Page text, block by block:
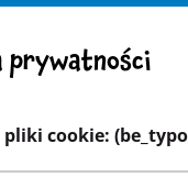
Ekspansja
prywatności
cookie: